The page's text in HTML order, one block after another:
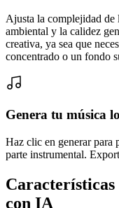
Ajusta la complejidad de
ambiental y la calidez
creativa, ya sea que
concentrado o un fondo
Genera tu música
Haz clic en generar para
parte instrumental.
con IA